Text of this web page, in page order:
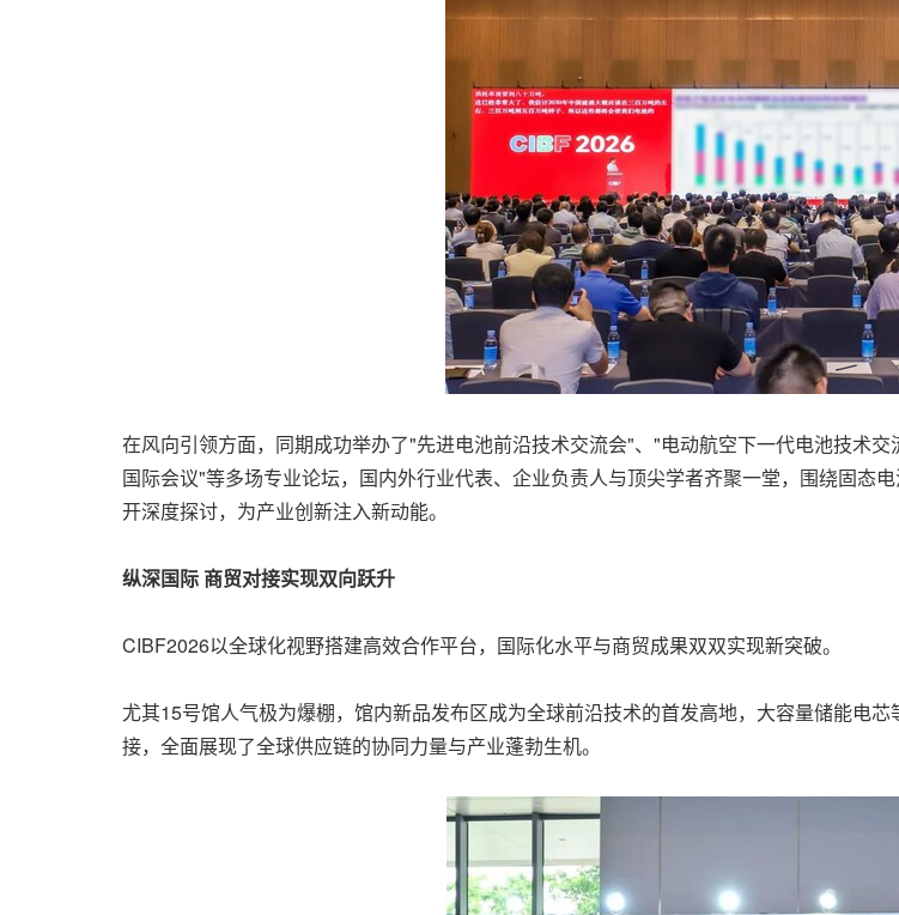
在风向引领方面，同期成功举办了"先进电池前沿技术交流会"、"电动航空下一代电池技术
国际会议"等多场专业论坛，国内外行业代表、企业负责人与顶尖学者齐聚一堂，围绕固态
开深度探讨，为产业创新注入新动能。
纵深国际 商贸对接实现双向跃升
CIBF2026以全球化视野搭建高效合作平台，国际化水平与商贸成果双双实现新突破。
尤其15号馆人气极为爆棚，馆内新品发布区成为全球前沿技术的首发高地，大容量储能电
接，全面展现了全球供应链的协同力量与产业蓬勃生机。